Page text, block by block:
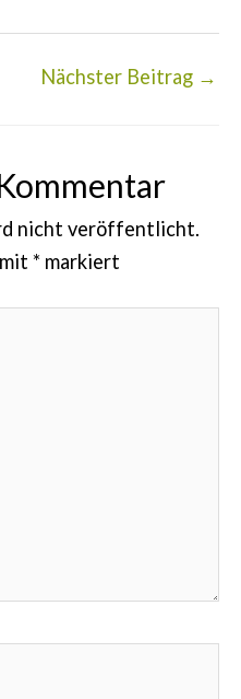
Nächster Beitrag →
nicht veröffentlicht.
* markiert